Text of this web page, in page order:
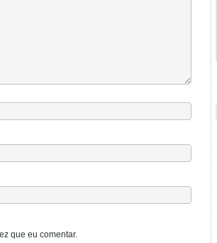
que eu comentar.